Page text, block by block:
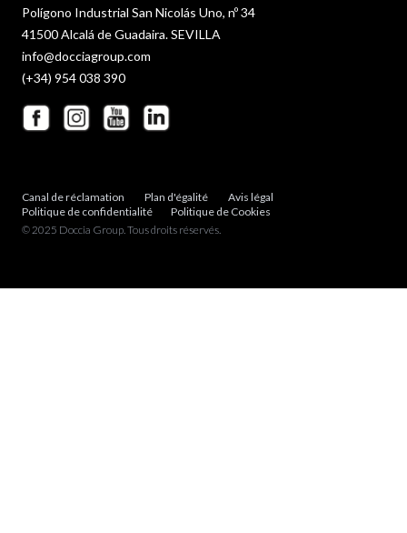
Polígono Industrial San Nicolás Uno, nº 34
41500 Alcalá de Guadaira. SEVILLA
info@docciagroup.com
(+34) 954 038 390
Canal de réclamation Plan d'égalité
Avis légal
Politique de confidentialité
Politique de Cookies
© 2025 Doccia Group. Tous droits réservés.